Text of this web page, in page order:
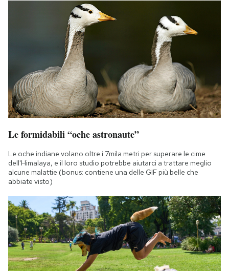
Notifiche mobile
Regala il Post
Hai bisogno di aiuto?
Le formidabili “oche astronaute”
Le oche indiane volano oltre i 7mila metri per superare le cime
dell'Himalaya, e il loro studio potrebbe aiutarci a trattare meglio
alcune malattie (bonus: contiene una delle GIF più belle che
abbiate visto)